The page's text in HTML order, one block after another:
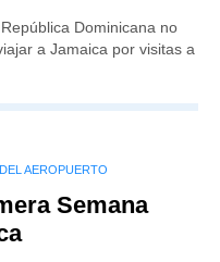
Dominicana no
a Jamaica por visitas a
AEROPUERTO
Semana